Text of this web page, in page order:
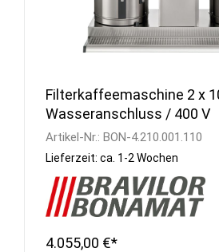
Filterkaffeemaschine 2 x
Wasseranschluss / 400 V
Artikel-Nr.: BON-4.210.001.110
Lieferzeit: ca. 1-2 Wochen
4.055,00 €*